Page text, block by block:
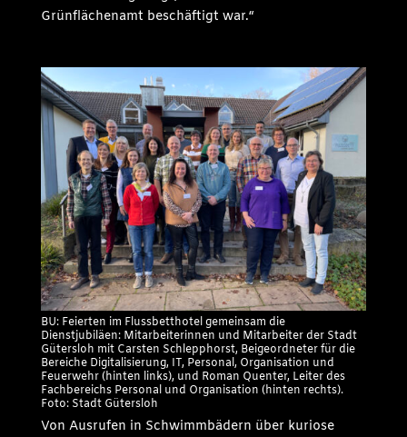
Grünflächenamt beschäftigt war.“
BU: Feierten im Flussbetthotel gemeinsam die
Dienstjubiläen: Mitarbeiterinnen und Mitarbeiter der Stadt
Gütersloh mit Carsten Schlepphorst, Beigeordneter für die
Bereiche Digitalisierung, IT, Personal, Organisation und
Feuerwehr (hinten links), und Roman Quenter, Leiter des
Fachbereichs Personal und Organisation (hinten rechts).
Foto: Stadt Gütersloh
Von Ausrufen in Schwimmbädern über kuriose